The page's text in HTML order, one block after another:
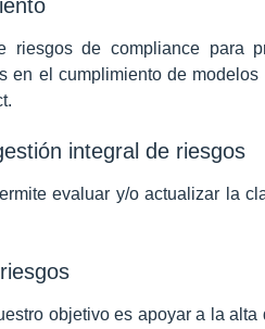
riesgos de compliance para
en el cumplimiento de
integral de riesgos
evaluar y/o actualizar la
objetivo es apoyar a la